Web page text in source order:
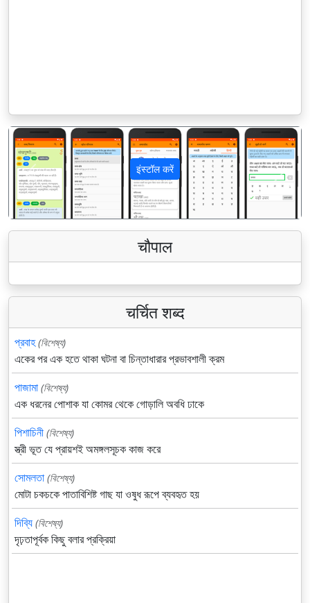
इंस्टॉल करें
पिछला अगला
चौपाल
चर्चित शब्द
প্রবাহ (বিশেষ্য)
একের পর এক হতে থাকা ঘটনা বা চিন্তাধারার প্রভাবশালী ক্রম
পাজামা (বিশেষ্য)
এক ধরনের পোশাক যা কোমর থেকে গোড়ালি অবধি ঢাকে
পিশাচিনী (বিশেষ্য)
স্ত্রী ভূত যে প্রায়শই অমঙ্গলসূচক কাজ করে
সোমলতা (বিশেষ্য)
মোটা চকচকে পাতাবিশিষ্ট গাছ যা ওষুধ রূপে ব্যবহৃত হয়
দিব্যি (বিশেষ্য)
দৃঢ়তাপূর্বক কিছু বলার প্রক্রিয়া